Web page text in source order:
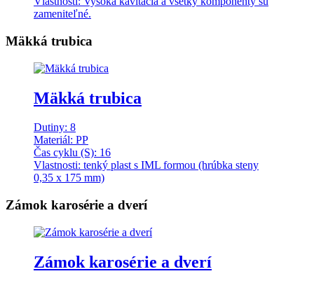
zameniteľné.
Mäkká trubica
Mäkká trubica
Dutiny: 8
Materiál: PP
Čas cyklu (S): 16
Vlastnosti: tenký plast s IML formou (hrúbka steny
0,35 x 175 mm)
Zámok karosérie a dverí
Zámok karosérie a dverí